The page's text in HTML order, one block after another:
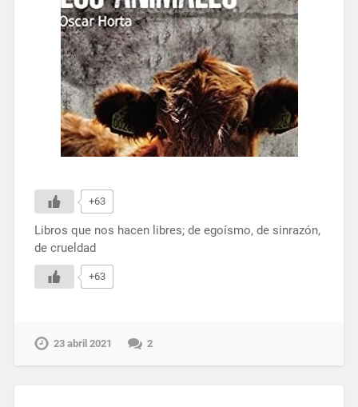
+63
Libros que nos hacen libres; de egoísmo, de sinrazón,
de crueldad
+63
23 abril 2021 2